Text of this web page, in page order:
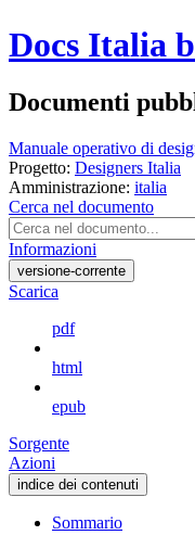
Docs Italia
Documenti
Manuale operativo di
Progetto: Designers Italia
Amministrazione: italia
Cerca nel documento
Informazioni
versione-corrente
Scarica
pdf
html
epub
Sorgente
Azioni
indice dei contenuti
Sommario